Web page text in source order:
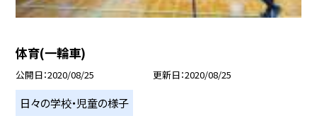
体育(一輪車)
公開日 2020/08/25 更新日 2020/08/25
日々の学校・児童の様子